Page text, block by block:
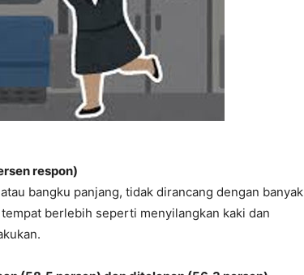
respon)
bangku panjang, tidak dirancang dengan banyak
berlebih seperti menyilangkan kaki dan